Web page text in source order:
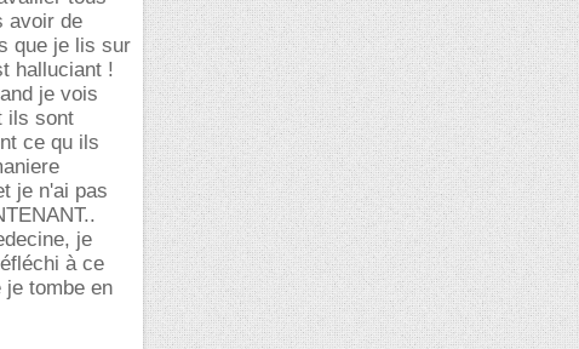
avoir de
que je lis sur
halluciant !
je vois
ils sont
ce qu ils
je n'ai pas
je
à ce
tombe en